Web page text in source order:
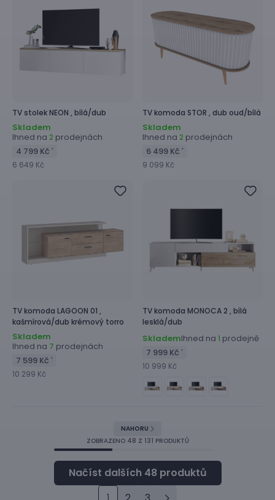
TV stolekNEON , bílá/dub
Skladem
Ihned na 2 prodejnách
4 799 Kč *
6 649 Kč
TV komoda STOR , dub oud/bílá
Skladem
Ihned na 2 prodejnách
6 499 Kč *
9 099 Kč
TV komoda LAGOON 01 ,
kašmírová/dub krémový torro
Skladem
Ihned na 7 prodejnách
7 599 Kč *
10 299 Kč
TV komoda MONOCA 2 , bílá
lesklá/dub
SklademIhned na 1 prodejně
7 999 Kč *
10 999 Kč
NAHORU
ZOBRAZENO 48 Z 131 PRODUKTŮ